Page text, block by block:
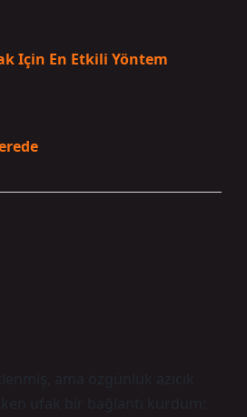
Için En Etkili Yöntem
ama özgünlük azıcık
ufak bir bağlantı kurdum: